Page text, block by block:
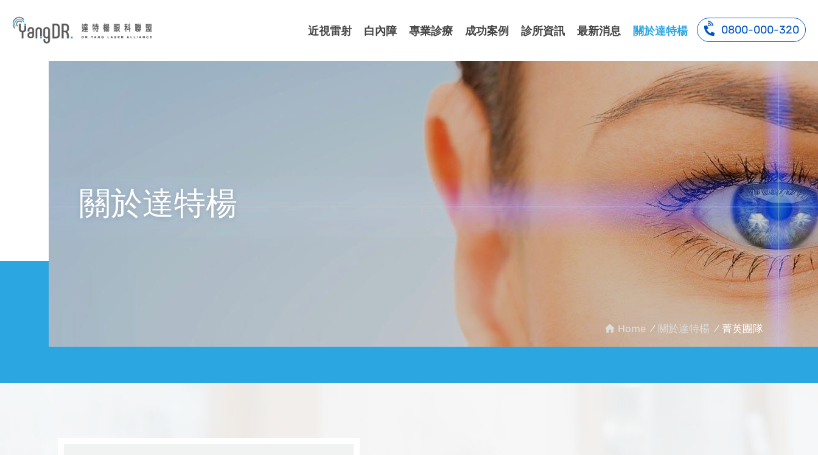
近視雷射 白內障 專業診療 成功案例 診所資訊 最新消息 關於達特楊 0800-000-320
關於達特楊
Home 關於達特楊 菁英團隊